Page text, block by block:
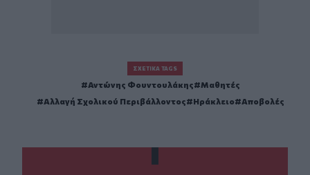
ΣΧΕΤΙΚΆ TAGS
Αντώνης Φουντουλάκης
Μαθητές
Αλλαγή Σχολικού Περιβάλλοντος
Ηράκλειο Αποβολές